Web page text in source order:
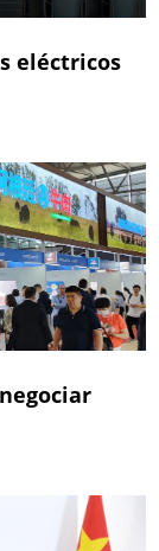
eléctricos